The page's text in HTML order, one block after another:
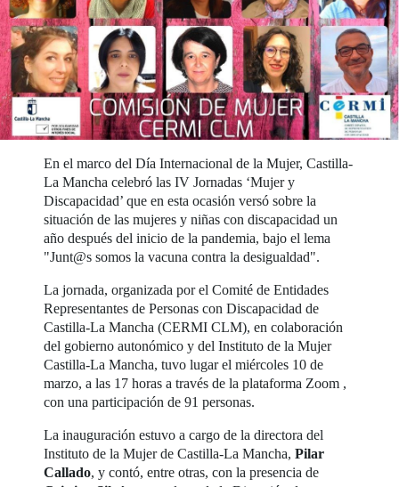
En el marco del Día Internacional de la Mujer, Castilla-
La Mancha celebró las IV Jornadas ‘Mujer y
Discapacidad’ que en esta ocasión versó sobre la
situación de las mujeres y niñas con discapacidad un
año después del inicio de la pandemia, bajo el lema
"Junt@s somos la vacuna contra la desigualdad".
La jornada, organizada por el Comité de Entidades
Representantes de Personas con Discapacidad de
Castilla-La Mancha (CERMI CLM), en colaboración
del gobierno autonómico y del Instituto de la Mujer
Castilla-La Mancha, tuvo lugar el miércoles 10 de
marzo, a las 17 horas a través de la plataforma Zoom ,
con una participación de 91 personas.
La inauguración estuvo a cargo de la directora del
Instituto de la Mujer de Castilla-La Mancha,Pilar
Callado, y contó, entre otras, con la presencia de